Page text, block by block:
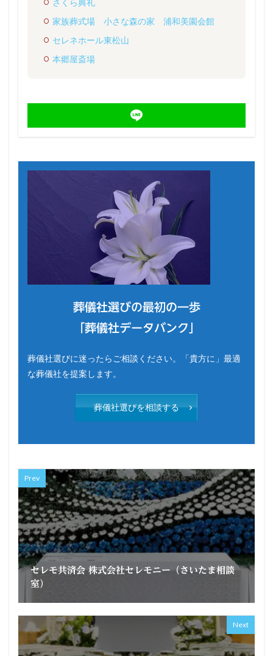
さくら典礼
家族葬式場 小さな森の家 浦和美園会館
セレネホール東松山
本郷屋斎場
葬儀社選びの最初の一歩
「葬儀社データバンク」
葬儀社選びに迷ったらご相談ください。「貴方に」最適
な葬儀社を提案します。
葬儀社選びを相談する
Prev
セレモ共済会 株式会社セレモニー（さいたま相談
室）
Next